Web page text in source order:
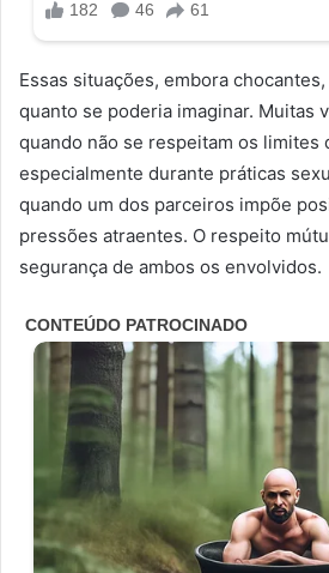
Essas situações, embora
quanto se poderia imaginar. Muitas
quando não se respeitam os limites
especialmente durante práticas
quando um dos parceiros impõe
pressões atraentes. O respeito
segurança de ambos os envolvidos.